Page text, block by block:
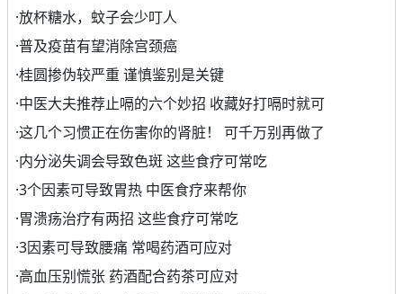
·放杯糖水，蚊子会少叮人
·普及疫苗有望消除宫颈癌
·桂圆掺伪较严重 谨慎鉴别是关键
·中医大夫推荐止嗝的六个妙招 收藏好打嗝时就可
·这几个习惯正在伤害你的肾脏！ 可千万别再做了
·内分泌失调会导致色斑 这些食疗可常吃
·3个因素可导致胃热 中医食疗来帮你
·胃溃疡治疗有两招 这些食疗可常吃
·3因素可导致腰痛 常喝药酒可应对
·高血压别慌张 药酒配合药茶可应对